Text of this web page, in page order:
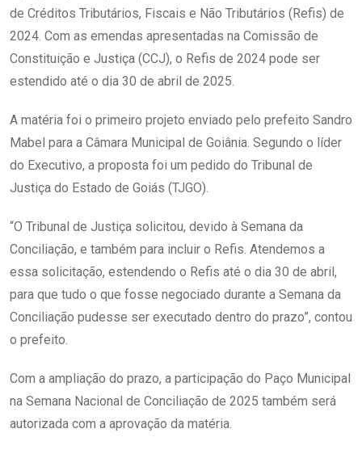
de Créditos Tributários, Fiscais e Não Tributários (Refis) de
2024. Com as emendas apresentadas na Comissão de
Constituição e Justiça (CCJ), o Refis de 2024 pode ser
estendido até o dia 30 de abril de 2025.
A matéria foi o primeiro projeto enviado pelo prefeito Sandro
Mabel para a Câmara Municipal de Goiânia. Segundo o líder
do Executivo, a proposta foi um pedido do Tribunal de
Justiça do Estado de Goiás (TJGO).
“O Tribunal de Justiça solicitou, devido à Semana da
Conciliação, e também para incluir o Refis. Atendemos a
essa solicitação, estendendo o Refis até o dia 30 de abril,
para que tudo o que fosse negociado durante a Semana da
Conciliação pudesse ser executado dentro do prazo”, contou
o prefeito.
Com a ampliação do prazo, a participação do Paço Municipal
na Semana Nacional de Conciliação de 2025 também será
autorizada com a aprovação da matéria.